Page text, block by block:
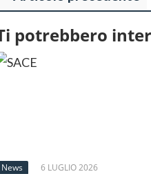
potrebbero
News 6 LUGLIO 2026